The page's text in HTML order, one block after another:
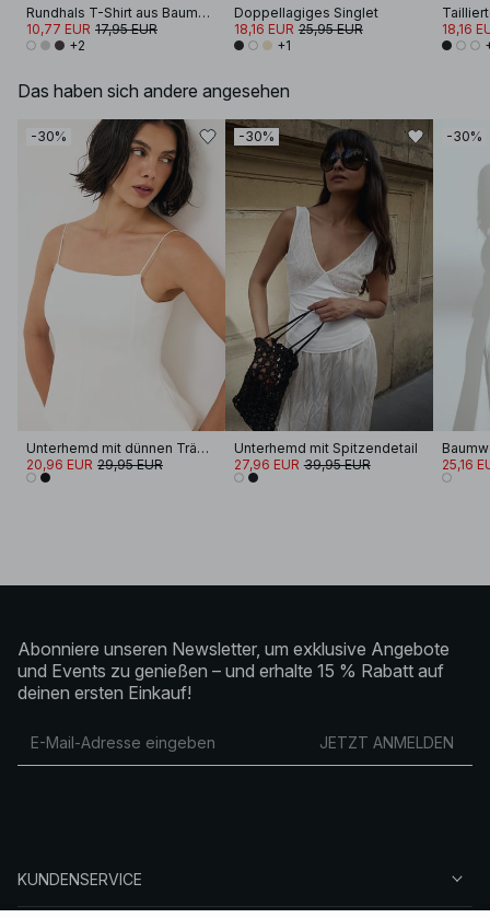
Rundhals T-Shirt aus Baumwolle
10,77 EUR 17,95 EUR
+2
Doppellagiges Singlet
18,16 EUR 25,95 EUR
+1
18,16
Das haben sich andere angesehen
-30%
Unterhemd mit dünnen Trägern
20,96 EUR 29,95 EUR
-30%
Unterhemd mit Spitzendetail
27,96 EUR 39,95 EUR
-30%
25,16
Abonniere unseren Newsletter, um exklusive Angebote
und Events zu genießen – und erhalte 15 % Rabatt auf
deinen ersten Einkauf!
JETZT ANMELDEN
KUNDENSERVICE